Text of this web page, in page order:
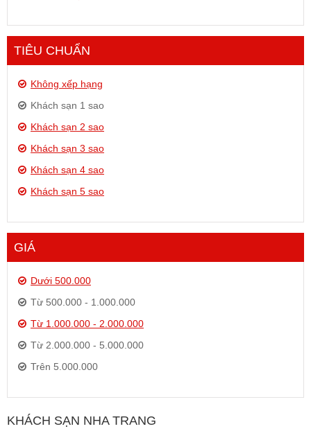
KHÁCH SẠN NHA TRANG
TIÊU CHUẨN
Không xếp hạng
Khách sạn 1 sao
Khách sạn 2 sao
Khách sạn 3 sao
Khách sạn 4 sao
Khách sạn 5 sao
GIÁ
Dưới 500.000
Từ 500.000 - 1.000.000
Từ 1.000.000 - 2.000.000
Từ 2.000.000 - 5.000.000
Trên 5.000.000